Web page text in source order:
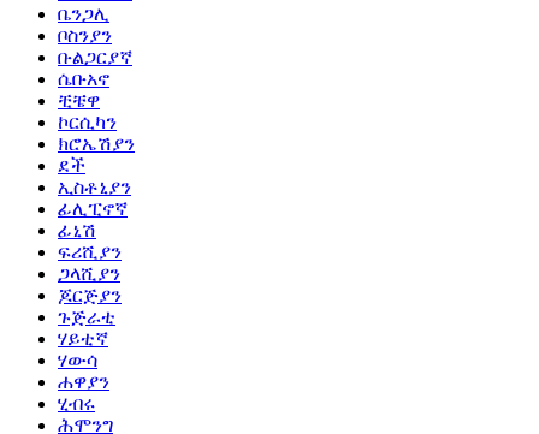
ቤንጋሊ
ቦስንያን
ቡልጋርያኛ
ሴቡአኖ
ቺቼዋ
ኮርሲካን
ክሮኤሽያን
ደች
ኢስቶኒያን
ፊሊፒኖኛ
ፊኒሽ
ፍሪሺያን
ጋላሺያን
ጆርጅያን
ጉጅራቲ
ሃይቲኛ
ሃውሳ
ሐዋያን
ሂብሩ
ሕሞንግ